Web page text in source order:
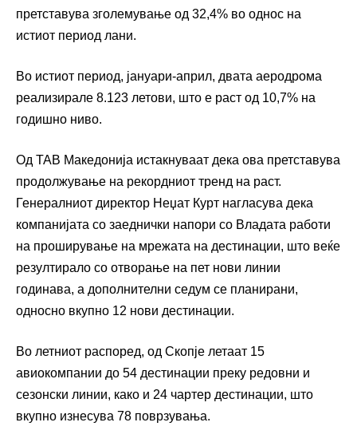
претставува зголемување од 32,4% во однос на
истиот период лани.
Во истиот период, јануари-април, двата аеродрома
реализирале 8.123 летови, што е раст од 10,7% на
годишно ниво.
Од ТАВ Македонија истакнуваат дека ова претставува
продолжување на рекордниот тренд на раст.
Генералниот директор Неџат Курт нагласува дека
компанијата со заеднички напори со Владата работи
на проширување на мрежата на дестинации, што веќе
резултирало со отворање на пет нови линии
годинава, а дополнителни седум се планирани,
односно вкупно 12 нови дестинации.
Во летниот распоред, од Скопје летаат 15
авиокомпании до 54 дестинации преку редовни и
сезонски линии, како и 24 чартер дестинации, што
вкупно изнесува 78 поврзувања.